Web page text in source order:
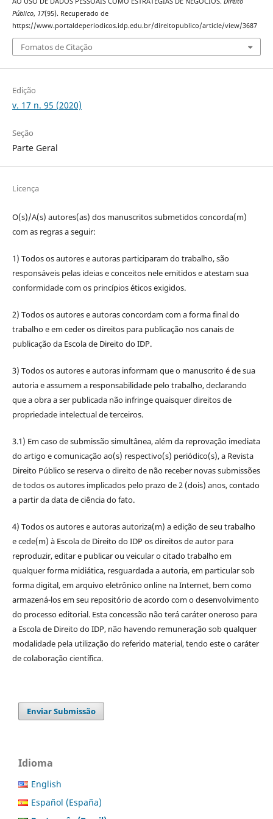
Público, 17(95). Recuperado de
https://www.portaldeperiodicos.idp.edu.br/direitopublico/article/view/3687
Fomatos de Citação
Edição
v. 17 n. 95 (2020)
Seção
Parte Geral
Licença
O(s)/A(s) autores(as) dos manuscritos submetidos concorda(m)
com as regras a seguir:
1) Todos os autores e autoras participaram do trabalho, são
responsáveis pelas ideias e conceitos nele emitidos e atestam sua
conformidade com os princípios éticos exigidos.
2) Todos os autores e autoras concordam com a forma final do
trabalho e em ceder os direitos para publicação nos canais de
publicação da Escola de Direito do IDP.
3) Todos os autores e autoras informam que o manuscrito é de sua
autoria e assumem a responsabilidade pelo trabalho, declarando
que a obra a ser publicada não infringe quaisquer direitos de
propriedade intelectual de terceiros.
3.1) Em caso de submissão simultânea, além da reprovação imediata
do artigo e comunicação ao(s) respectivo(s) periódico(s), a Revista
Direito Público se reserva o direito de não receber novas submissões
de todos os autores implicados pelo prazo de 2 (dois) anos, contado
a partir da data de ciência do fato.
4) Todos os autores e autoras autoriza(m) a edição de seu trabalho
e cede(m) à Escola de Direito do IDP os direitos de autor para
reproduzir, editar e publicar ou veicular o citado trabalho em
qualquer forma midiática, resguardada a autoria, em particular sob
forma digital, em arquivo eletrônico online na Internet, bem como
armazená-los em seu repositório de acordo com o desenvolvimento
do processo editorial. Esta concessão não terá caráter oneroso para
a Escola de Direito do IDP, não havendo remuneração sob qualquer
modalidade pela utilização do referido material, tendo este o caráter
de colaboração científica.
Enviar Submissão
Idioma
English
Español (España)